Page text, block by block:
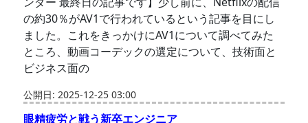
の約30％がAV1で行われているという記事を目にし
ました。これをきっかけにAV1について調べてみた
ところ、動画コーデックの選定について、技術面と
ビジネス面の
公開日: 2025-12-25 03:00
眼精疲労と戦う新卒エンジニア